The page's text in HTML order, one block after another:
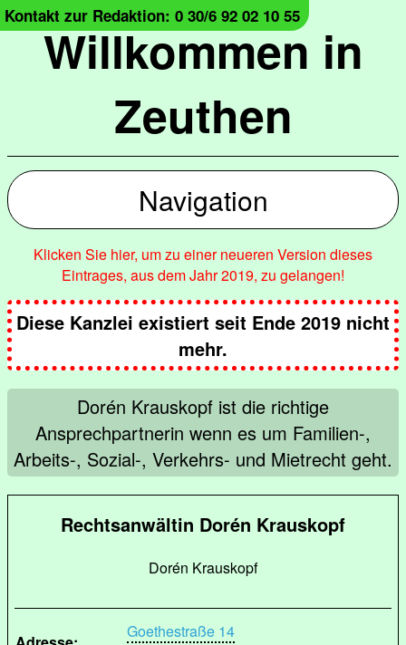
Willkommen in
Zeuthen
Kontakt zur Redaktion: 0 30/6 92 02 10 55
Navigation
Klicken Sie hier, um zu einer neueren Version dieses
Eintrages, aus dem Jahr 2019, zu gelangen!
Diese Kanzlei existiert seit Ende 2019 nicht
mehr.
Dorén Krauskopf ist die richtige
Ansprechpartnerin wenn es um Familien-,
Arbeits-, Sozial-, Verkehrs- und Mietrecht geht.
Rechtsanwältin Dorén Krauskopf
Dorén Krauskopf
Goethestraße 14